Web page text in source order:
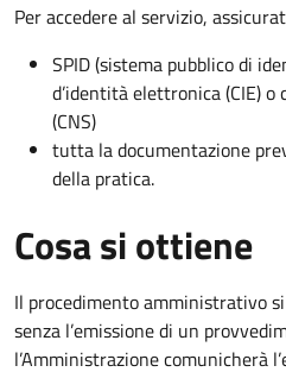
Per accedere al servizio,
SPID (sistema pubblico di
d’identità elettronica (CIE)
(CNS)
tutta la documentazione
della pratica.
Cosa si ottiene
Il procedimento amministrativo
senza l’emissione di un
l’Amministrazione comunicherà